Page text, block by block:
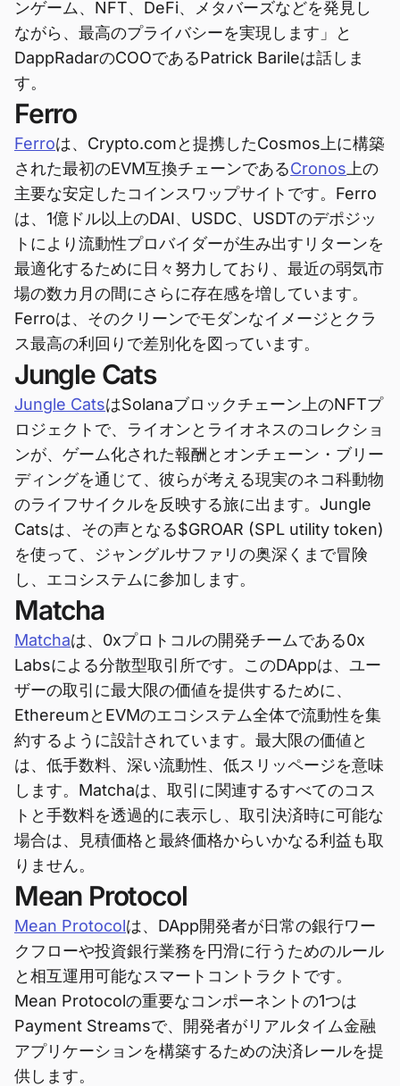
ンゲーム、NFT、DeFi、メタバーズなどを発見し
ながら、最高のプライバシーを実現します」と
DappRadarのCOOであるPatrick Barileは話しま
す。
Ferro
Ferroは、Crypto.comと提携したCosmos上に構築
された最初のEVM互換チェーンであるCronos 上の
主要な安定したコインスワップサイトです。Ferro
は、1億ドル以上のDAI、USDC、USDTのデポジッ
トにより流動性プロバイダーが生み出すリターンを
最適化するために日々努力しており、最近の弱気市
場の数カ月の間にさらに存在感を増しています。
Ferroは、そのクリーンでモダンなイメージとクラ
ス最高の利回りで差別化を図っています。
Jungle Cats
Jungle CatsはSolanaブロックチェーン上のNFTプ
ロジェクトで、ライオンとライオネスのコレクショ
ンが、ゲーム化された報酬とオンチェーン・ブリー
ディングを通じて、彼らが考える現実のネコ科動物
のライフサイクルを反映する旅に出ます。Jungle
Catsは、その声となる$GROAR (SPL utility token)
を使って、ジャングルサファリの奥深くまで冒険
し、エコシステムに参加します。
Matcha
Matchaは、0xプロトコルの開発チームである0x
Labsによる分散型取引所です。このDAppは、ユー
ザーの取引に最大限の価値を提供するために、
EthereumとEVMのエコシステム全体で流動性を集
約するように設計されています。最大限の価値と
は、低手数料、深い流動性、低スリッページを意味
します。Matchaは、取引に関連するすべてのコス
トと手数料を透過的に表示し、取引決済時に可能な
場合は、見積価格と最終価格からいかなる利益も取
りません。
Mean Protocol
Mean Protocolは、DApp開発者が日常の銀行ワー
クフローや投資銀行業務を円滑に行うためのルール
と相互運用可能なスマートコントラクトです。
Mean Protocolの重要なコンポーネントの1つは
Payment Streamsで、開発者がリアルタイム金融
アプリケーションを構築するための決済レールを提
供します。